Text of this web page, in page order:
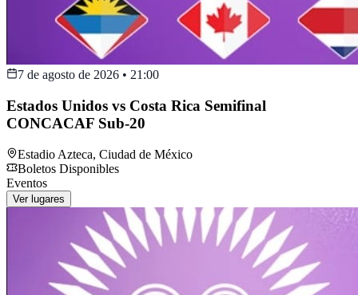
7 de agosto de 2026 • 21:00
Estados Unidos vs Costa Rica Semifinal
CONCACAF Sub-20
Estadio Azteca, Ciudad de México
Boletos Disponibles
Eventos
Ver lugares